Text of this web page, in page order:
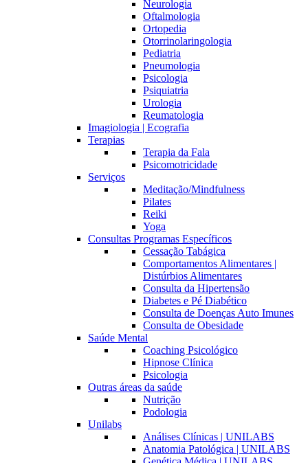
Neurologia
Oftalmologia
Ortopedia
Otorrinolaringologia
Pediatria
Pneumologia
Psicologia
Psiquiatria
Urologia
Reumatologia
Imagiologia | Ecografia
Terapias
Terapia da Fala
Psicomotricidade
Serviços
Meditação/Mindfulness
Pilates
Reiki
Yoga
Consultas Programas Específicos
Cessação Tabágica
Comportamentos Alimentares |
Distúrbios Alimentares
Consulta da Hipertensão
Diabetes e Pé Diabético
Consulta de Doenças Auto Imunes
Consulta de Obesidade
Saúde Mental
Coaching Psicológico
Hipnose Clínica
Psicologia
Outras áreas da saúde
Nutrição
Podologia
Unilabs
Análises Clínicas | UNILABS
Anatomia Patológica | UNILABS